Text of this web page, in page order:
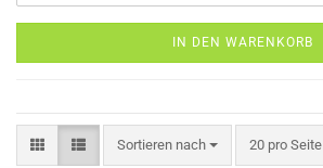
IN DEN WARENKORB
Sortieren nach
Sortieren nach 20 pro Seite
pro Seite